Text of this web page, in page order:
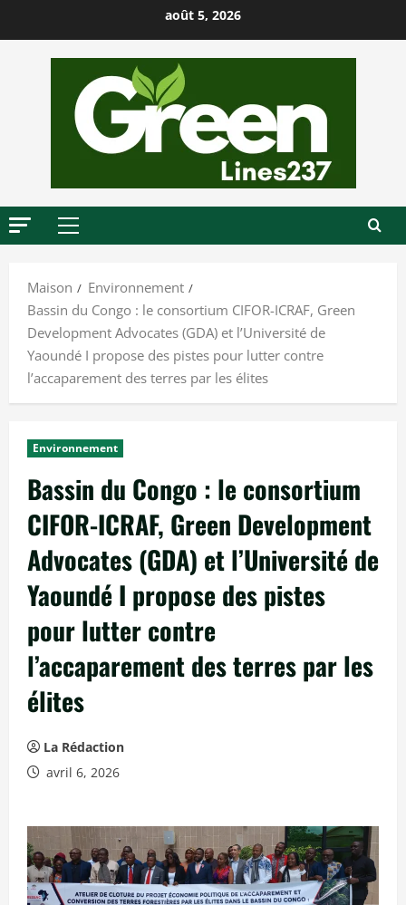
a
c
août 5, 2026
M
r
i
p
a
l
Maison
Environnement
Bassin du Congo : le consortium CIFOR-ICRAF, Green
Development Advocates (GDA) et l’Université de
Yaoundé I propose des pistes pour lutter contre
l’accaparement des terres par les élites
Environnement
Bassin du Congo : le consortium
CIFOR-ICRAF, Green Development
Advocates (GDA) et l’Université de
Yaoundé I propose des pistes
pour lutter contre
l’accaparement des terres par les
élites
La Rédaction
avril 6, 2026